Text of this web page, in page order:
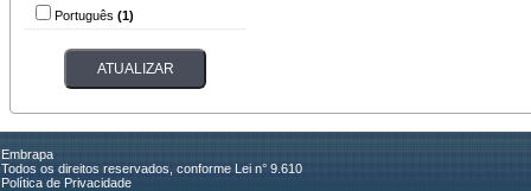
Português (1)
Embrapa
Todos os direitos reservados, conforme Lei n° 9.610
Política de Privacidade